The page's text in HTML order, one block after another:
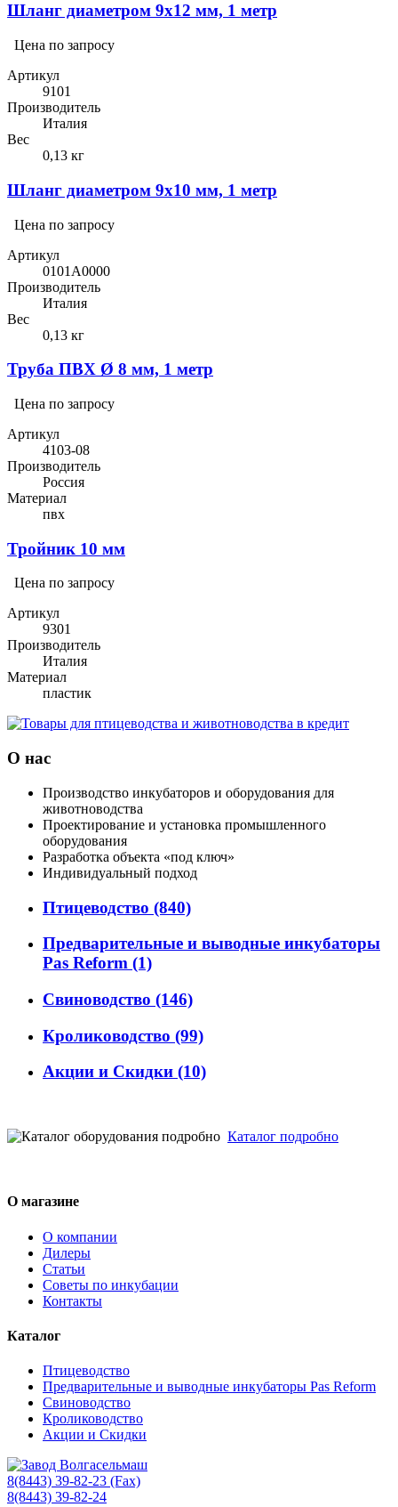
Шланг диаметром 9х12 мм, 1 метр
Цена по запросу
Артикул
9101
Производитель
Италия
Вес
0,13 кг
Шланг диаметром 9х10 мм, 1 метр
Цена по запросу
Артикул
0101A0000
Производитель
Италия
Вес
0,13 кг
Труба ПВХ Ø 8 мм, 1 метр
Цена по запросу
Артикул
4103-08
Производитель
Россия
Материал
пвх
Тройник 10 мм
Цена по запросу
Артикул
9301
Производитель
Италия
Материал
пластик
О нас
Производство инкубаторов и оборудования для
животноводства
Проектирование и установка промышленного
оборудования
Разработка объекта «под ключ»
Индивидуальный подход
Птицеводство (840)
Предварительные и выводные инкубаторы
Pas Reform (1)
Свиноводство (146)
Кролиководство (99)
Акции и Скидки (10)
Каталог подробно
О магазине
О компании
Дилеры
Статьи
Советы по инкубации
Контакты
Каталог
Птицеводство
Предварительные и выводные инкубаторы Pas Reform
Свиноводство
Кролиководство
Акции и Скидки
8(8443) 39-82-23 (Fax)
8(8443) 39-82-24